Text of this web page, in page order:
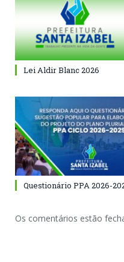
Lei Aldir Blanc 2026
Questionário PPA 2026-
Os comentários estão